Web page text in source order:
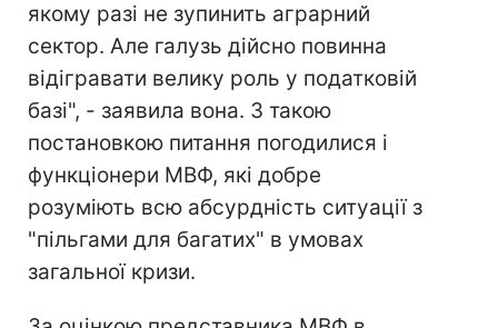
якому разі не зупинить аграрний
сектор. Але галузь дійсно повинна
відігравати велику роль у податковій
базі", - заявила вона. З такою
постановкою питання погодилися і
функціонери МВФ, які добре
розуміють всю абсурдність ситуації з
"пільгами для багатих" в умовах
загальної кризи.